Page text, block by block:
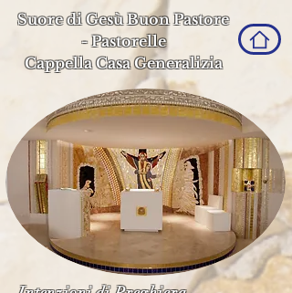
Suore di Gesù Buon Pastore
-Pastorelle
Cappella Casa Generalizia